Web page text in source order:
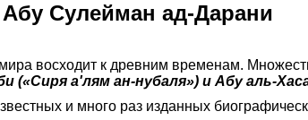
Сулейман ад-Дарани
восходит к древним временам.
(«Сиря а'лям ан-нубаля») и Абу аль-
и много раз изданных